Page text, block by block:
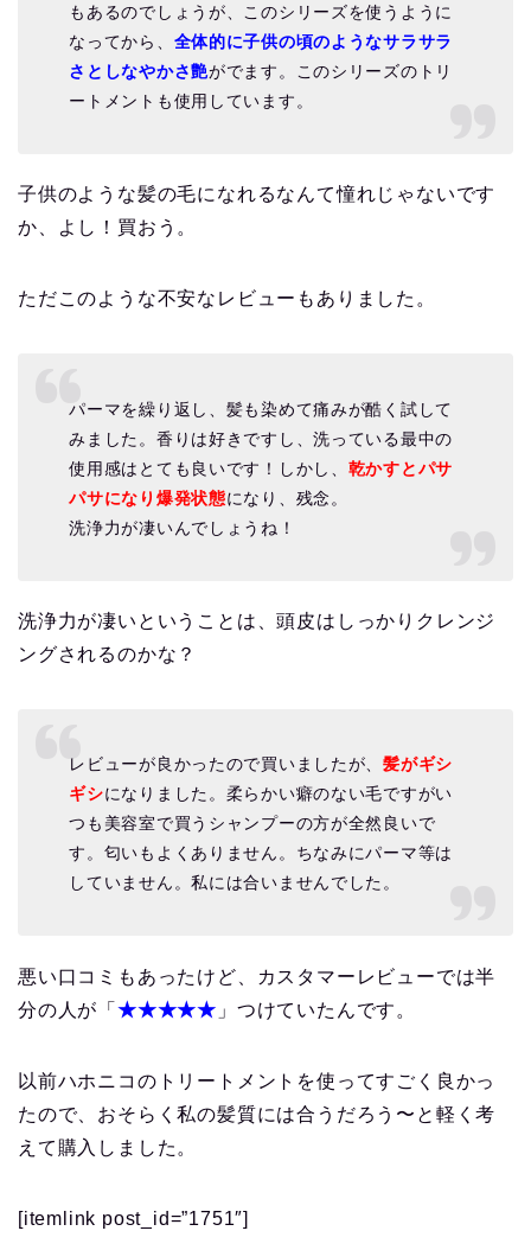
もあるのでしょうが、このシリーズを使うように
なってから、 全体的に子供の頃のようなサラサラ
さとしなやかさ艶がでます。このシリーズのトリ
ートメントも使用しています。
子供のような髪の毛になれるなんて憧れじゃないです
か、よし！買おう。
ただこのような不安なレビューもありました。
パーマを繰り返し、髪も染めて痛みが酷く試して
みました。香りは好きですし、洗っている最中の
使用感はとても良いです！しかし、 乾かすとパサ
パサになり爆発状態になり、残念。
洗浄力が凄いんでしょうね！
洗浄力が凄いということは、頭皮はしっかりクレンジ
ングされるのかな？
レビューが良かったので買いましたが、髪がギシ
ギシになりました。柔らかい癖のない毛ですがい
つも美容室で買うシャンプーの方が全然良いで
す。匂いもよくありません。ちなみにパーマ等は
していません。私には合いませんでした。
悪い口コミもあったけど、カスタマーレビューでは半
分の人が「 ★★★★★ 」つけていたんです。
以前ハホニコのトリートメントを使ってすごく良かっ
たので、おそらく私の髪質には合うだろう〜と軽く考
えて購入しました。
[itemlink post_id=”1751″]